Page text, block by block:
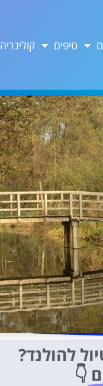
טיפים קולינריה
להולנד?
👇